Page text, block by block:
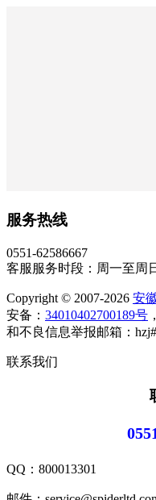
服务热线
0551-62586667
客服服务时段：周一至周
Copyright © 2007-2026 安
安备： 34010402700189号
和不良信息举报邮箱：
联系我们
QQ： 800013301